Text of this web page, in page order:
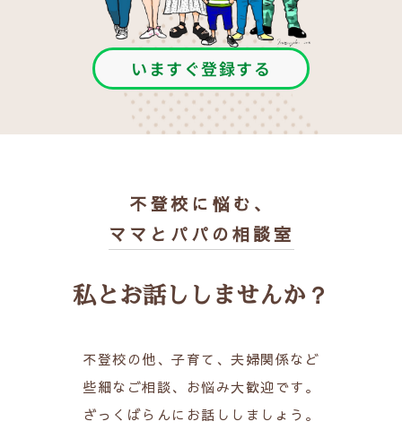
いますぐ登録する
不登校に悩む、
ママとパパの相談室
私とお話ししませんか？
不登校の他、子育て、夫婦関係など
些細なご相談、お悩み大歓迎です。
ざっくばらんにお話ししましょう。